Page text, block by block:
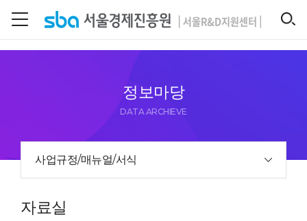
정보마당
DATA ARCHIEVE
사업규정/매뉴얼/서식
자료실